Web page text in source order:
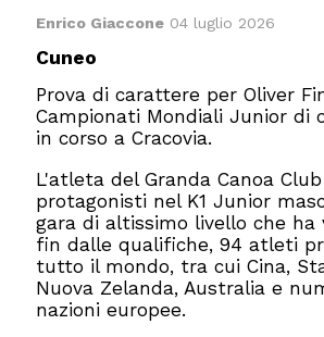
Enrico Giaccone 04 luglio 2026
Cuneo
Prova di carattere per Oliver
Campionati Mondiali Junior di
in corso a Cracovia.
L'atleta del Granda Canoa
protagonisti nel K1 Junior
gara di altissimo livello che ha
fin dalle qualifiche, 94 atleti
tutto il mondo, tra cui Cina,
Nuova Zelanda, Australia e
nazioni europee.